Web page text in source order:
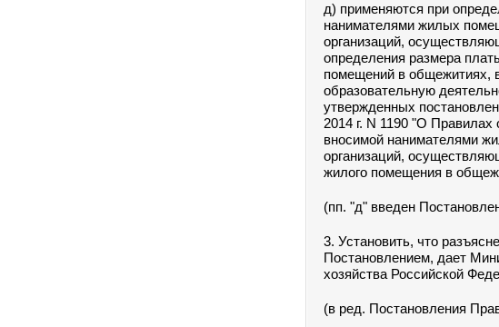
д) применяются при
нанимателями жилых
организаций,
определения размера
помещений в общежитиях,
образовательную
утвержденных
2014 г. N 1190 "О
вносимой нанимателями
организаций,
жилого помещения в
(пп. "д" введен
3. Установить, что
Постановлением, дает
хозяйства Российской
(в ред. Постановления